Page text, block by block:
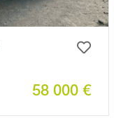
58 000 €